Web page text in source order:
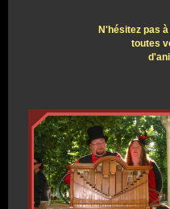
N'hésitez pas
toutes